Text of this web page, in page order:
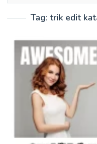
Tag: trik edit